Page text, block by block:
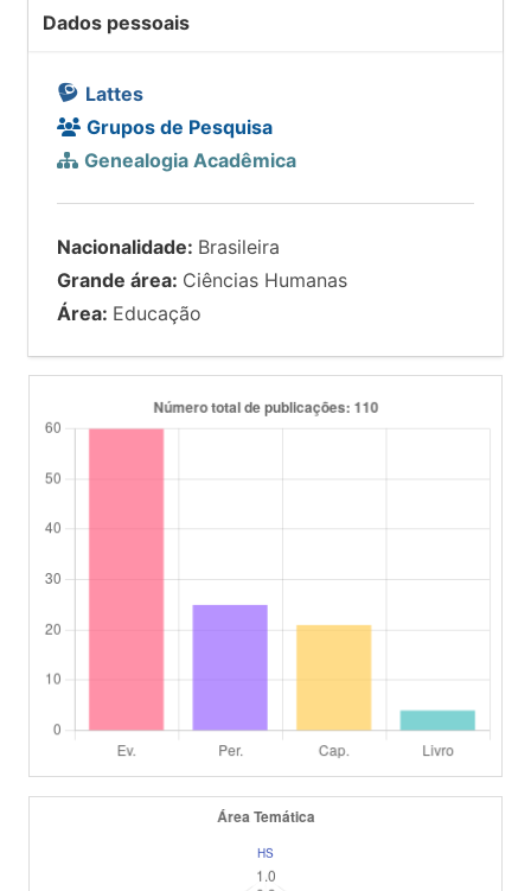
Dados pessoais
Lattes
Grupos de Pesquisa
Genealogia Acadêmica
Nacionalidade: Brasileira
Grande área: Ciências Humanas
Área: Educação